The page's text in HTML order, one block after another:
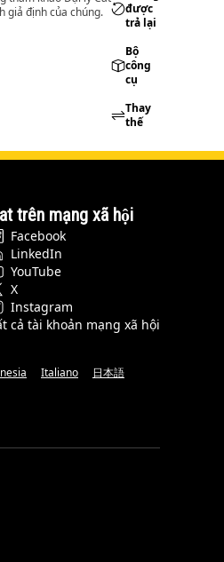
giả định của chúng.
được
trả lại
Bộ
công
cụ
Thay
thế
trên mạng xã hội
Facebook
LinkedIn
YouTube
X
Instagram
cả tài khoản mạng xã hội
Italiano 日本語